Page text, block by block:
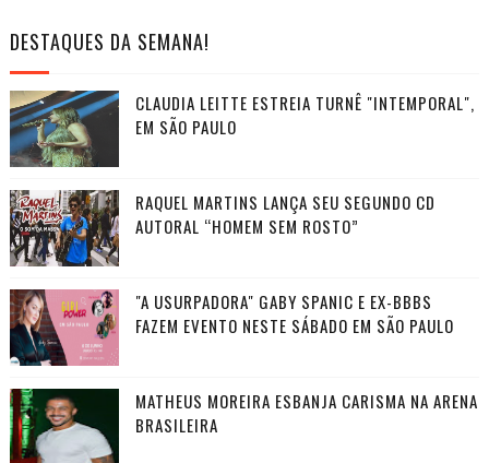
DESTAQUES DA SEMANA!
CLAUDIA LEITTE ESTREIA TURNÊ "INTEMPORAL",
EM SÃO PAULO
RAQUEL MARTINS LANÇA SEU SEGUNDO CD
AUTORAL “HOMEM SEM ROSTO”
"A USURPADORA" GABY SPANIC E EX-BBBS
FAZEM EVENTO NESTE SÁBADO EM SÃO PAULO
MATHEUS MOREIRA ESBANJA CARISMA NA ARENA
BRASILEIRA